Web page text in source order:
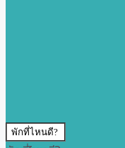
พักที่ไหนดี?